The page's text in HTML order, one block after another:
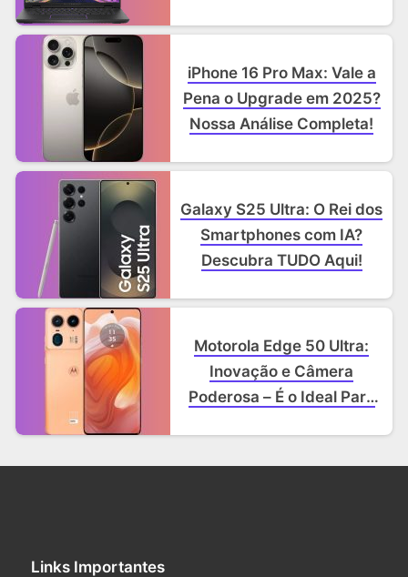
iPhone 16 Pro Max: Vale a
Pena o Upgrade em 2025?
Nossa Análise Completa!
Galaxy S25 Ultra: O Rei dos
Smartphones com IA?
Descubra TUDO Aqui!
Motorola Edge 50 Ultra:
Inovação e Câmera
Poderosa – É o Ideal Para
Links Importantes